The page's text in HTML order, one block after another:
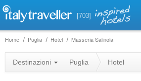
[703]
Home Puglia Hotel Masseria Salinola
Destinazioni Puglia Hotel